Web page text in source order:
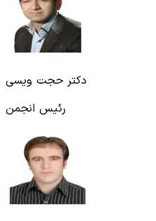
دکتر حجت ویسی
رئیس انجمن